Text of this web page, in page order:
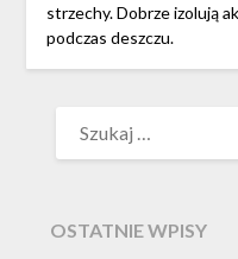
strzechy. Dobrze izolują
podczas deszczu.
OSTATNIE WPISY